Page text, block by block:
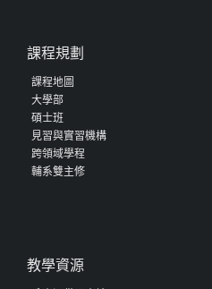
課程規劃
課程地圖
大學部
碩士班
見習與實習機構
跨領域學程
輔系雙主修
教學資源